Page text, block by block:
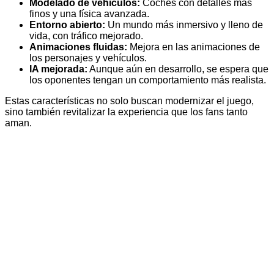
Modelado de vehículos: Coches con detalles más
finos y una física avanzada.
Entorno abierto: Un mundo más inmersivo y lleno de
vida, con tráfico mejorado.
Animaciones fluidas: Mejora en las animaciones de
los personajes y vehículos.
IA mejorada: Aunque aún en desarrollo, se espera que
los oponentes tengan un comportamiento más realista.
Estas características no solo buscan modernizar el juego,
sino también revitalizar la experiencia que los fans tanto
aman.